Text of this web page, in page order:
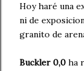
Hoy haré una
ni de
granito de
Buckler 0,0 ha